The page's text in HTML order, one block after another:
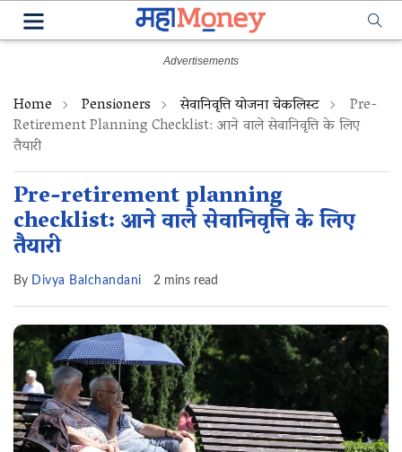
Home Pensioners सेवानिवृत्ति योजना चेकलिस्ट Pre-
Retirement Planning Checklist: आने वाले सेवानिवृत्ति के लिए
तैयारी
Pre-retirement planning
checklist: आने वाले सेवानिवृत्ति के लिए
तैयारी
By Divya Balchandani 2 mins read